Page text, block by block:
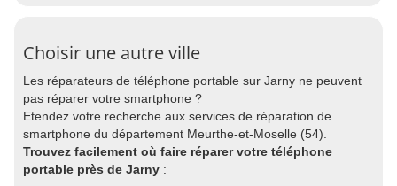
Choisir une autre ville
Les réparateurs de téléphone portable sur Jarny ne peuvent
pas réparer votre smartphone ?
Etendez votre recherche aux services de réparation de
smartphone du département Meurthe-et-Moselle (54).
Trouvez facilement où faire réparer votre téléphone
portable près de Jarny :